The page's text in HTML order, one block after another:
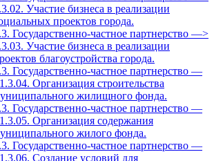
Участие бизнеса в реализации
проектов города.
Государственно-частное партнерство —>
Участие бизнеса в реализации
благоустройства города.
Государственно-частное партнерство —
Организация строительства
жилищного фонда.
Государственно-частное партнерство —
Организация содержания
жилого фонда.
Государственно-частное партнерство —
Создание условий для